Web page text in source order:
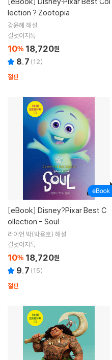
lection ? Zootopia
강윤혜 해설
길벗이지톡
10% 18,720원
8.7 (12)
절판
[eBook]
ollection - Soul
라이언 박(박용호) 해설
길벗이지톡
10% 18,720원
9.7 (15)
절판